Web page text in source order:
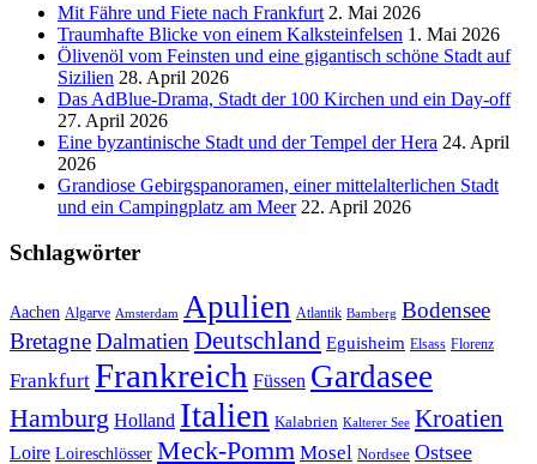
Mit Fähre und Fiete nach Frankfurt 2. Mai 2026
Traumhafte Blicke von einem Kalksteinfelsen 1. Mai 2026
Ölivenöl vom Feinsten und eine gigantisch schöne Stadt auf
Sizilien 28. April 2026
Das AdBlue-Drama, Stadt der 100 Kirchen und ein Day-off
27. April 2026
Eine byzantinische Stadt und der Tempel der Hera 24. April
2026
Grandiose Gebirgspanoramen, einer mittelalterlichen Stadt
und ein Campingplatz am Meer 22. April 2026
Schlagwörter
Aachen Algarve Amsterdam Apulien Atlantik Bamberg Bodensee
BretagneDalmatien Deutschland Eguisheim Elsass Florenz
Frankfurt Frankreich Füssen Gardasee
Hamburg Holland Italien Kalabrien Kalterer See Kroatien
Loire Loireschlösser Meck-Pomm Mosel Nordsee Ostsee